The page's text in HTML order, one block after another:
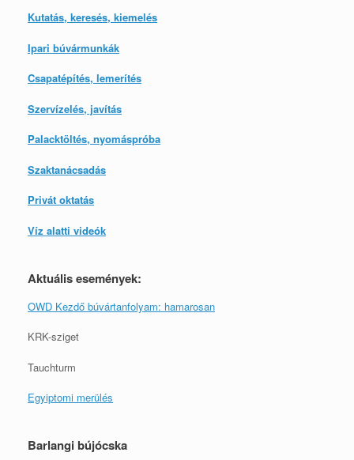
Kutatás, keresés, kiemelés
Ipari búvármunkák
Csapatépítés, lemerítés
Szervízelés, javítás
Palacktöltés, nyomáspróba
Szaktanácsadás
Privát oktatás
Víz alatti videók
Aktuális események:
OWD Kezdő búvártanfolyam: hamarosan
KRK-sziget
Tauchturm
Egyiptomi merülés
Barlangi bújócska